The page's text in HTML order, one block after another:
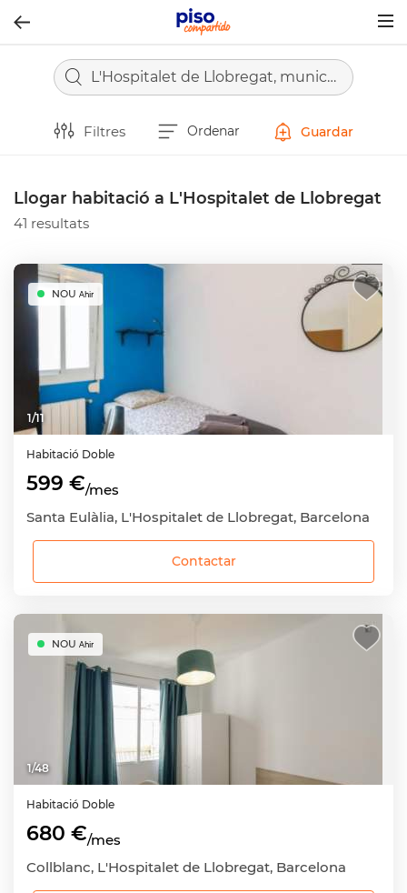
L'Hospitalet de Llobregat, municipio de Barcelona
Filtres Ordenar Guardar
Llogar habitació a L'Hospitalet de Llobregat
41 resultats
1/11
NOU Ahir
Habitació Doble
599 €/mes
Santa Eulàlia, L'Hospitalet de Llobregat, Barcelona
Contactar
1/48
NOU Ahir
Habitació Doble
680 €/mes
Collblanc, L'Hospitalet de Llobregat, Barcelona